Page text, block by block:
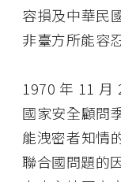
容損及中華民
非臺方所能容
1970 年 11 月
國家安全顧問
能洩密者知情
聯合國問題的